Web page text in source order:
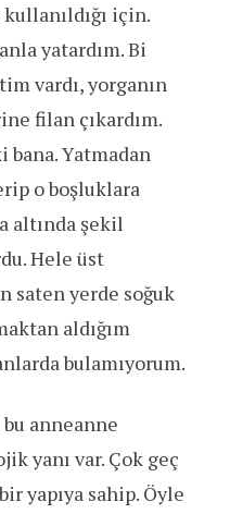
için.
yatardım. Bi
vardı, yorganın
filan çıkardım.
Yatmadan
o boşluklara
altında şekil
Hele üst
saten yerde soğuk
aldığım
bulamıyorum.
anneanne
yanı var. Çok geç
yapıya sahip. Öyle